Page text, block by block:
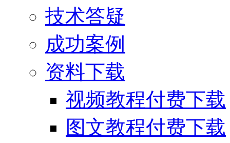
技术答疑
成功案例
资料下载
视频教程付费下载
图文教程付费下载